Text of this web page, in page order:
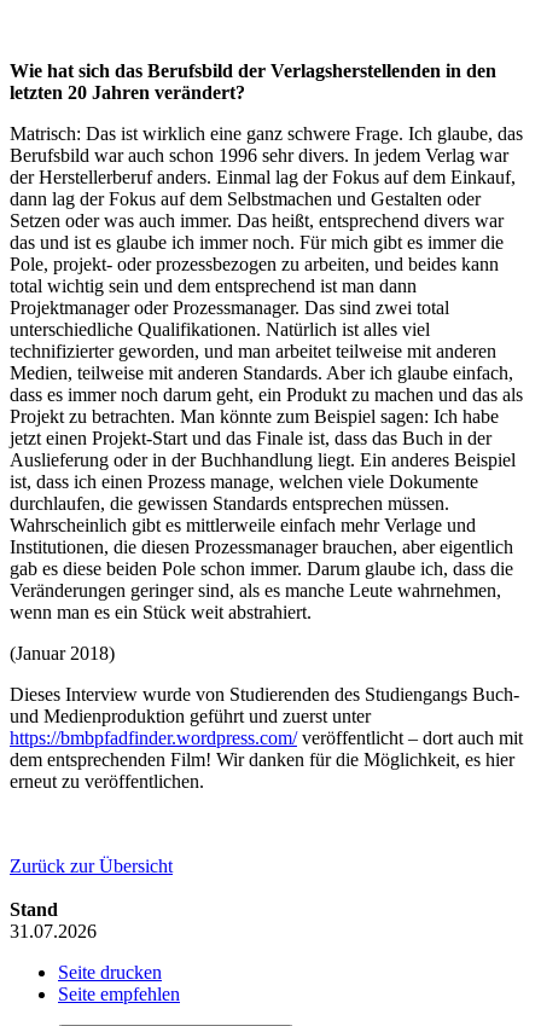
Wie hat sich das Berufsbild der Verlagsherstellenden in den
letzten 20 Jahren verändert?
Matrisch: Das ist wirklich eine ganz schwere Frage. Ich glaube, das
Berufsbild war auch schon 1996 sehr divers. In jedem Verlag war
der Herstellerberuf anders. Einmal lag der Fokus auf dem Einkauf,
dann lag der Fokus auf dem Selbstmachen und Gestalten oder
Setzen oder was auch immer. Das heißt, entsprechend divers war
das und ist es glaube ich immer noch. Für mich gibt es immer die
Pole, projekt- oder prozessbezogen zu arbeiten, und beides kann
total wichtig sein und dem entsprechend ist man dann
Projektmanager oder Prozessmanager. Das sind zwei total
unterschiedliche Qualifikationen. Natürlich ist alles viel
technifizierter geworden, und man arbeitet teilweise mit anderen
Medien, teilweise mit anderen Standards. Aber ich glaube einfach,
dass es immer noch darum geht, ein Produkt zu machen und das als
Projekt zu betrachten. Man könnte zum Beispiel sagen: Ich habe
jetzt einen Projekt-Start und das Finale ist, dass das Buch in der
Auslieferung oder in der Buchhandlung liegt. Ein anderes Beispiel
ist, dass ich einen Prozess manage, welchen viele Dokumente
durchlaufen, die gewissen Standards entsprechen müssen.
Wahrscheinlich gibt es mittlerweile einfach mehr Verlage und
Institutionen, die diesen Prozessmanager brauchen, aber eigentlich
gab es diese beiden Pole schon immer. Darum glaube ich, dass die
Veränderungen geringer sind, als es manche Leute wahrnehmen,
wenn man es ein Stück weit abstrahiert.
(Januar 2018)
Dieses Interview wurde von Studierenden des Studiengangs Buch-
und Medienproduktion geführt und zuerst unter
https://bmbpfadfinder.wordpress.com/veröffentlicht – dort auch mit
dem entsprechenden Film! Wir danken für die Möglichkeit, es hier
erneut zu veröffentlichen.
Zurück zur Übersicht
Stand
31.07.2026
Seite drucken
Seite empfehlen